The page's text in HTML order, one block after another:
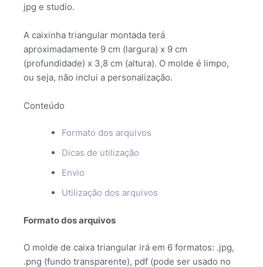
jpg e studio.
A caixinha triangular montada terá
aproximadamente 9 cm (largura) x 9 cm
(profundidade) x 3,8 cm (altura). O molde é limpo,
ou seja, não inclui a personalização.
Conteúdo
Formato dos arquivos
Dicas de utilização
Envio
Utilização dos arquivos
Formato dos arquivos
O molde de caixa triangular irá em 6 formatos: .jpg,
.png (fundo transparente), pdf (pode ser usado no